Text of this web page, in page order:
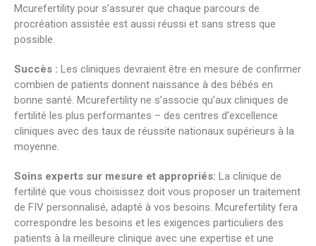
Mcurefertility pour s’assurer que chaque parcours de
procréation assistée est aussi réussi et sans stress que
possible.
Succès : Les cliniques devraient être en mesure de confirmer
combien de patients donnent naissance à des bébés en
bonne santé. Mcurefertility ne s’associe qu’aux cliniques de
fertilité les plus performantes – des centres d’excellence
cliniques avec des taux de réussite nationaux supérieurs à la
moyenne.
Soins experts sur mesure et appropriés: La clinique de
fertilité que vous choisissez doit vous proposer un traitement
de FIV personnalisé, adapté à vos besoins. Mcurefertility fera
correspondre les besoins et les exigences particuliers des
patients à la meilleure clinique avec une expertise et une